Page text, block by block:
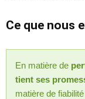
Ce que nous
En matière de
tient ses
matière de fiabilité